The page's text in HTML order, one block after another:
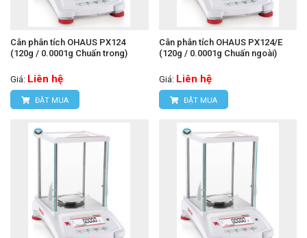
Cân phân tích OHAUS PX124
(120g / 0.0001g Chuấn trong)
Giá: Liên hệ
ĐẶT MUA
Cân phân tích OHAUS PX124/E
(120g / 0.0001g Chuấn ngoài)
Giá: Liên hệ
ĐẶT MUA